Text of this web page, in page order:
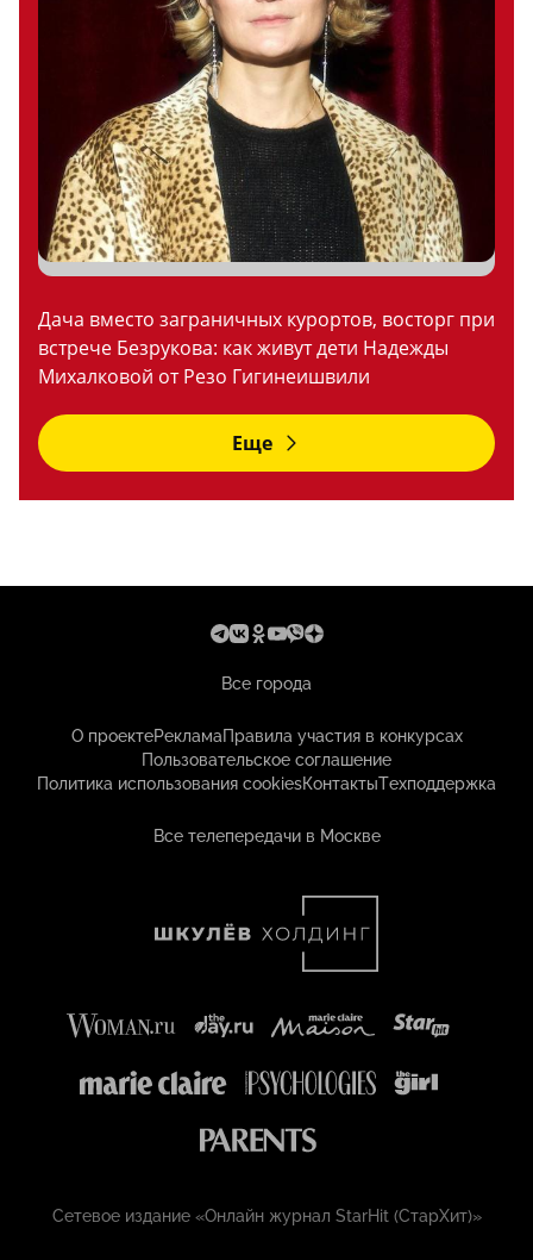
Дача вместо заграничных курортов, восторг при
встрече Безрукова: как живут дети Надежды
Михалковой от Резо Гигинеишвили
Еще
Все города
О проектеРекламаПравила участия в конкурсах
Пользовательское соглашение
Политика использования cookiesКонтактыТехподдержка
Все телепередачи в Москве
Сетевое издание «Онлайн журнал StarHit (СтарХит)»